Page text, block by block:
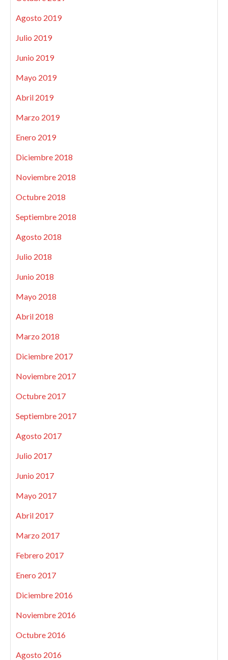
Agosto 2019
Julio 2019
Junio 2019
Mayo 2019
Abril 2019
Marzo 2019
Enero 2019
Diciembre 2018
Noviembre 2018
Octubre 2018
Septiembre 2018
Agosto 2018
Julio 2018
Junio 2018
Mayo 2018
Abril 2018
Marzo 2018
Diciembre 2017
Noviembre 2017
Octubre 2017
Septiembre 2017
Agosto 2017
Julio 2017
Junio 2017
Mayo 2017
Abril 2017
Marzo 2017
Febrero 2017
Enero 2017
Diciembre 2016
Noviembre 2016
Octubre 2016
Agosto 2016